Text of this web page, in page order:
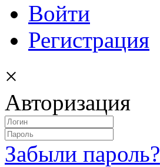
Войти
Регистрация
×
Авторизация
Забыли пароль?